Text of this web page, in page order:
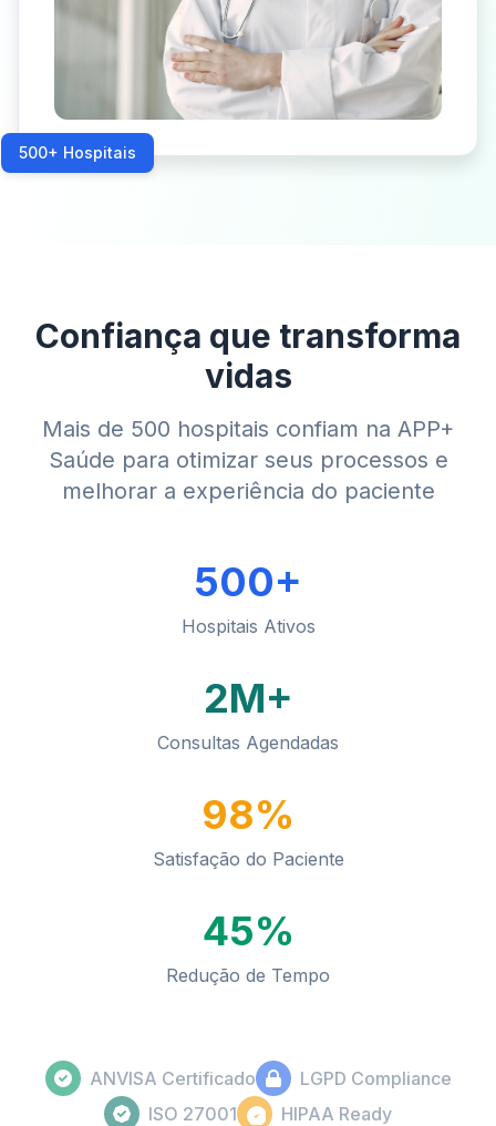
500+ Hospitais
Confiança que transforma
vidas
Mais de 500 hospitais confiam na APP+
Saúde para otimizar seus processos e
melhorar a experiência do paciente
500+
Hospitais Ativos
2M+
Consultas Agendadas
98%
Satisfação do Paciente
45%
Redução de Tempo
ANVISA Certificado
LGPD Compliance
ISO 27001
HIPAA Ready